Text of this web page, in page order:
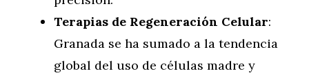
Terapias de Regeneración Celular:
Granada se ha sumado a la tendencia
global del uso de células madre y